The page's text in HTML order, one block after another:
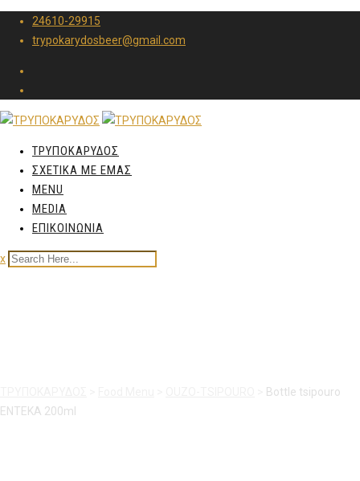
24610-29915
trypokarydosbeer@gmail.com
ΤΡΥΠΟΚΑΡΥΔΟΣ
ΣΧΕΤΙΚΑ ΜΕ ΕΜΑΣ
MENU
MEDIA
ΕΠΙΚΟΙΝΩΝΙΑ
x
Bottle tsipouro
ENTEKA 200ml